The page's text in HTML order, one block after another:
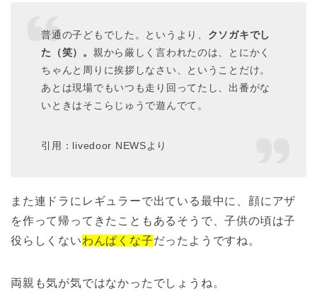
普通の子どもでした。というより、 クソガキでし
た（笑）。 親から厳しく言われたのは、とにかく
ちゃんと周りに挨拶しなさい、ということだけ。
あとは現場でもいつも走り回ってたし、出番がな
いときはそこらじゅうで遊んでて。
引用：livedoor NEWSより
また連ドラにレギュラーで出ている最中に、顔にアザ
を作って帰ってきたこともあるそうで、子供の頃は子
役らしくないわんぱくな子だったようですね。
両親も気が気ではなかったでしょうね。